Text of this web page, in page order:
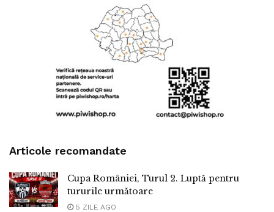
Articole recomandate
Cupa României, Turul 2. Luptă pentru
tururile următoare
5 ZILE AGO